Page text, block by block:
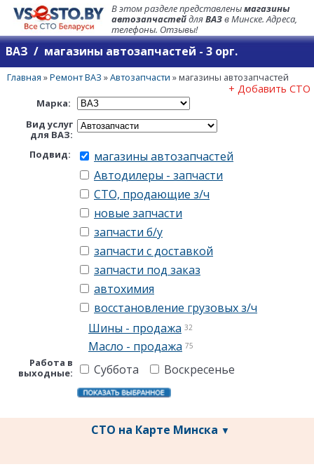
В этом разделе представленымагазины
автозапчастейдляВАЗв Минске. Адреса,
телефоны. Отзывы!
ВАЗ / магазины автозапчастей - 3 орг.
Главная »Ремонт ВАЗ »Автозапчасти »магазины автозапчастей
+ Добавить СТО
Марка:
Вид услуг
для ВАЗ:
Подвид:
магазины автозапчастей
Автодилеры - запчасти
СТО, продающие з/ч
новые запчасти
запчасти б/у
запчасти с доставкой
запчасти под заказ
автохимия
восстановление грузовых з/ч
Шины - продажа 32
Масло - продажа 75
Работа в
выходные:
Суббота Воскресенье
СТО на Карте Минска ▼